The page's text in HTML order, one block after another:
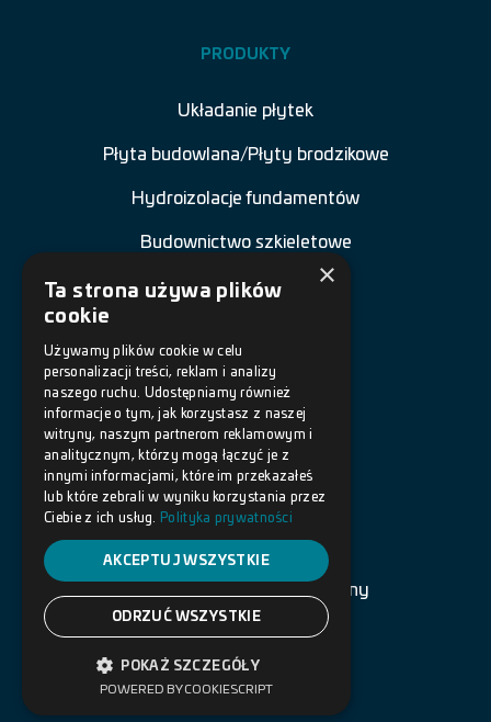
PRODUKTY
Układanie płytek
Płyta budowlana/Płyty brodzikowe
Hydroizolacje fundamentów
Budownictwo szkieletowe
Renowacja budowli
Posadzki żywiczne
Akcesoria
DOKUMENTY
Polityka prywatności
Warunki korzystania ze strony
Projekt i realizacja: Globe Group
×
Ta strona używa plików
cookie
Używamy plików cookie w celu
personalizacji treści, reklam i analizy
naszego ruchu. Udostępniamy również
informacje o tym, jak korzystasz z naszej
witryny, naszym partnerom reklamowym i
analitycznym, którzy mogą łączyć je z
innymi informacjami, które im przekazałeś
lub które zebrali w wyniku korzystania przez
Ciebie z ich usług.
Polityka prywatności
AKCEPTUJ WSZYSTKIE
ODRZUĆ WSZYSTKIE
POKAŻ SZCZEGÓŁY
POWERED BY COOKIESCRIPT